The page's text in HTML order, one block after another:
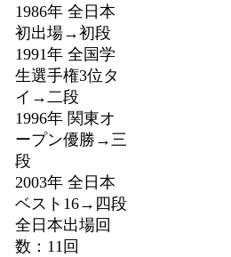
1986年 全日本
初出場→初段
1991年 全国学
生選手権3位タ
イ→二段
1996年 関東オ
ープン優勝→三
段
2003年 全日本
ベスト16→四段
全日本出場回
数：11回